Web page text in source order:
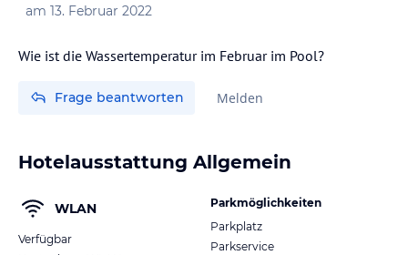
am 13. Februar 2022
Wie ist die Wassertemperatur im Februar im Pool?
Frage beantworten Melden
Hotelausstattung Allgemein
WLAN
Verfügbar
Parkmöglichkeiten
Parkplatz
Parkservice